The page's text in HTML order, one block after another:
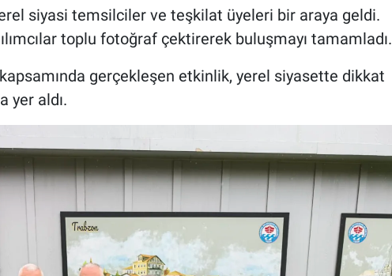
siyasi temsilciler ve teşkilat üyeleri bir araya geldi.
toplu fotoğraf çektirerek buluşmayı tamamladı.
gerçekleşen etkinlik, yerel siyasette dikkat
yer aldı.